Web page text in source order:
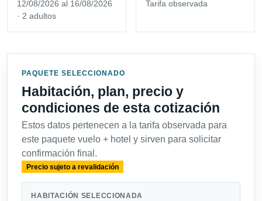
12/08/2026 al 16/08/2026
· 2 adultos
Tarifa observada
PAQUETE SELECCIONADO
Habitación, plan, precio y
condiciones de esta cotización
Estos datos pertenecen a la tarifa observada para
este paquete vuelo + hotel y sirven para solicitar
confirmación final.
Precio sujeto a revalidación
HABITACIÓN SELECCIONADA